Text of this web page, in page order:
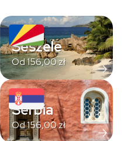
Seszele
Od156,00zł
Serbia
Od156,00zł